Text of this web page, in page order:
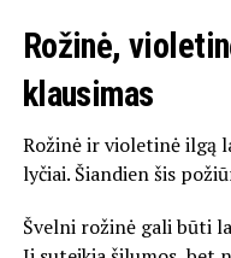
Rožinė,
klausimas
Rožinė ir violetinė ilgą
lyčiai. Šiandien šis
Švelni rožinė gali būti